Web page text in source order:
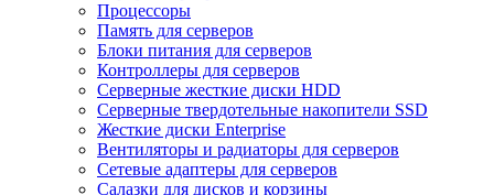
Процессоры
Память для серверов
Блоки питания для серверов
Контроллеры для серверов
Серверные жесткие диски HDD
Серверные твердотельные накопители SSD
Жесткие диски Enterprise
Вентиляторы и радиаторы для серверов
Сетевые адаптеры для серверов
Салазки для дисков и корзины